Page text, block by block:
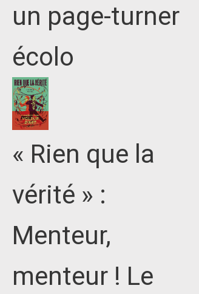
un page-turner
écolo
« Rien que la
vérité » :
Menteur,
menteur ! Le